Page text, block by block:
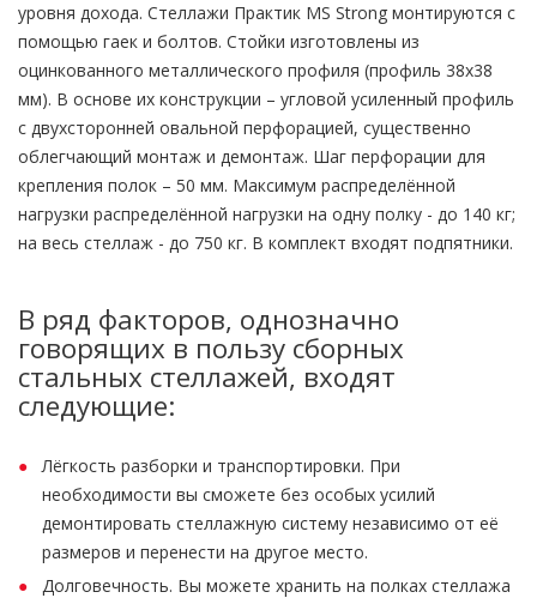
уровня дохода. Стеллажи Практик MS Strong монтируются с
помощью гаек и болтов. Стойки изготовлены из
оцинкованного металлического профиля (профиль 38x38
мм). В основе их конструкции – угловой усиленный профиль
с двухсторонней овальной перфорацией, существенно
облегчающий монтаж и демонтаж. Шаг перфорации для
крепления полок – 50 мм. Максимум распределённой
нагрузки распределённой нагрузки на одну полку - до 140 кг;
на весь стеллаж - до 750 кг. В комплект входят подпятники.
В ряд факторов, однозначно
говорящих в пользу сборных
стальных стеллажей, входят
следующие:
Лёгкость разборки и транспортировки. При
необходимости вы сможете без особых усилий
демонтировать стеллажную систему независимо от её
размеров и перенести на другое место.
Долговечность. Вы можете хранить на полках стеллажа